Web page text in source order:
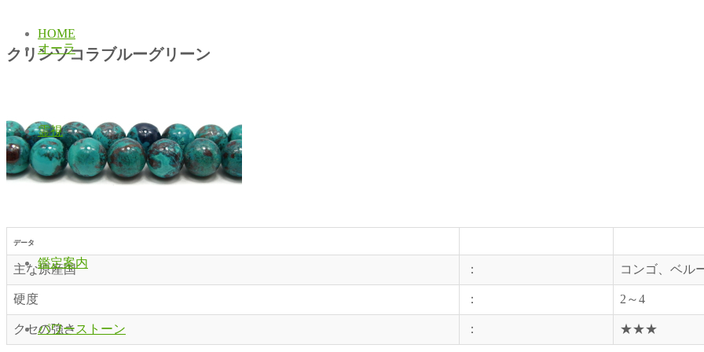
HOME
オーラ
霊視
鑑定案内
パワーストーン
クリンソコラブルーグリーン
データ
主な原産国 ： コンゴ、ベル
硬度 ： 2～4
クセの強さ ： ★★★